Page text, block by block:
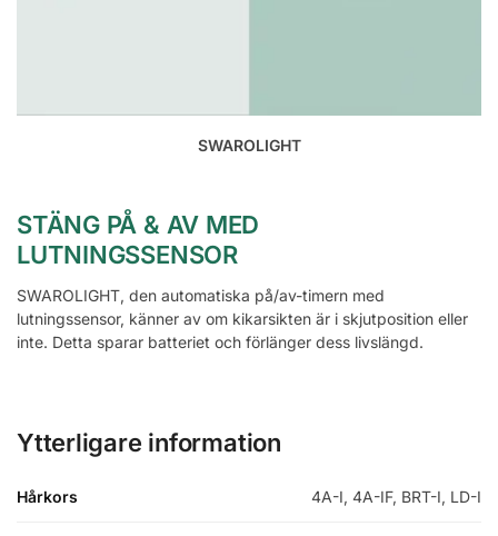
SWAROLIGHT
STÄNG PÅ & AV MED
LUTNINGSSENSOR
SWAROLIGHT, den automatiska på/av-timern med
lutningssensor, känner av om kikarsikten är i skjutposition eller
inte. Detta sparar batteriet och förlänger dess livslängd.
Ytterligare information
Hårkors 4A-I, 4A-IF, BRT-I, LD-I